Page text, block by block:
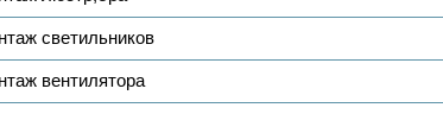
светильников
вентилятора